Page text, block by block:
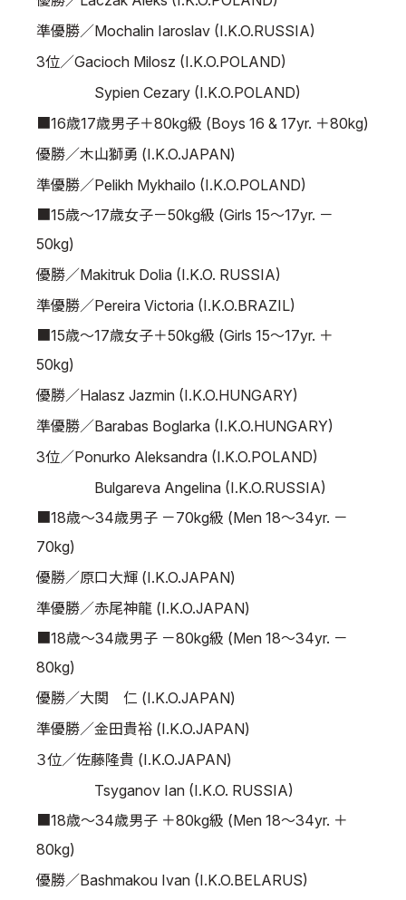
準優勝／Mochalin Iaroslav (I.K.O.RUSSIA)
3位／Gacioch Milosz (I.K.O.POLAND)
Sypien Cezary (I.K.O.POLAND)
■16歳17歳男子＋80kg級 (Boys 16 & 17yr. ＋80kg)
優勝／木山獅勇 (I.K.O.JAPAN)
準優勝／Pelikh Mykhailo (I.K.O.POLAND)
■15歳～17歳女子－50kg級 (Girls 15～17yr. －
50kg)
優勝／Makitruk Dolia (I.K.O. RUSSIA)
準優勝／Pereira Victoria (I.K.O.BRAZIL)
■15歳～17歳女子＋50kg級 (Girls 15～17yr. ＋
50kg)
優勝／Halasz Jazmin (I.K.O.HUNGARY)
準優勝／Barabas Boglarka (I.K.O.HUNGARY)
3位／Ponurko Aleksandra (I.K.O.POLAND)
Bulgareva Angelina (I.K.O.RUSSIA)
■18歳～34歳男子 －70kg級 (Men 18～34yr. －
70kg)
優勝／原口大輝 (I.K.O.JAPAN)
準優勝／赤尾神龍 (I.K.O.JAPAN)
■18歳～34歳男子 －80kg級 (Men 18～34yr. －
80kg)
優勝／大関 仁 (I.K.O.JAPAN)
準優勝／金田貴裕 (I.K.O.JAPAN)
３位／佐藤隆貴 (I.K.O.JAPAN)
Tsyganov Ian (I.K.O. RUSSIA)
■18歳～34歳男子 ＋80kg級 (Men 18～34yr. ＋
80kg)
優勝／Bashmakou Ivan (I.K.O.BELARUS)